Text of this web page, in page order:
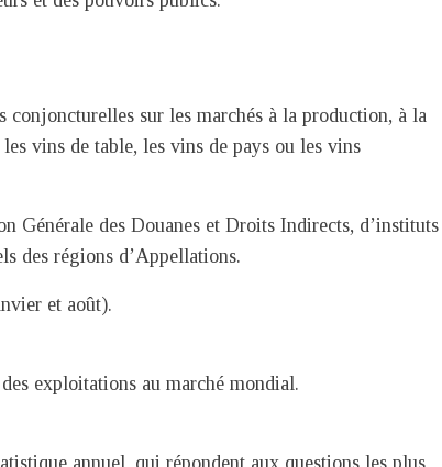
sur les marchés à la production, à la
vins de table, les vins de pays ou les vins
Générale des Douanes et Droits Indirects, d’instituts
des régions d’Appellations.
et août).
exploitations au marché mondial.
annuel, qui répondent aux questions les plus